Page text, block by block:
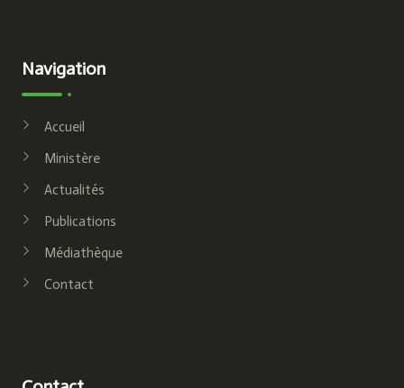
Navigation
Accueil
Ministère
Actualités
Publications
Médiathèque
Contact